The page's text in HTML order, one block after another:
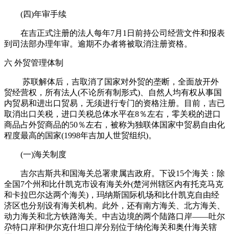
(四)年审手续
在吉正式注册的法人每年7月1日前持公司经营文件和报表
到司法部办理年审。逾期不办者将被取消注册资格。
六 外贸管理体制
苏联解体后，吉取消了国家对外贸的垄断，全面放开外
贸经营权，所有法人(不论所有制形式)、自然人均有权从事国
内贸易和进出口贸易，无须进行专门的资格注册。目前，吉已
取消出口关税，进口关税总体水平在8％左右，零关税的进口
商品占外贸商品的50％左右，被称为独联体国家中贸易自由化
程度最高的国家(1998年吉加人世贸组织)。
(一)海关制度
吉尔吉斯共和国海关总署隶属吉政府。下设15个海关：除
全国7个州和比什凯克市设有海关外(楚河州辖区内有托克马克
和卡拉巴尔达两个海关)，玛纳斯国际机场和比什凯克自由经
济区也分别设有海关机构。此外，还有南方海关、北方海关、
动力海关和北方铁路海关。中吉边境的两个陆路口岸——吐尔
尕特口岸和伊尔克什坦口岸分别位于纳伦海关和奥什海关辖